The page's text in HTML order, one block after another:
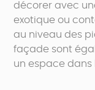
décorer avec
exotique ou
au niveau des
façade sont
un espace dans